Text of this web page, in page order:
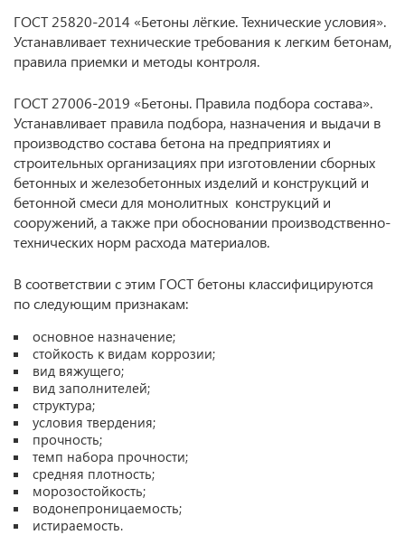
ГОСТ 25820-2014 «Бетоны лёгкие. Технические условия».
Устанавливает технические требования к легким бетонам,
правила приемки и методы контроля.
ГОСТ 27006-2019 «Бетоны. Правила подбора состава».
Устанавливает правила подбора, назначения и выдачи в
производство состава бетона на предприятиях и
строительных организациях при изготовлении сборных
бетонных и железобетонных изделий и конструкций и
бетонной смеси для монолитных конструкций и
сооружений, а также при обосновании производственно-
технических норм расхода материалов.
В соответствии с этим ГОСТ бетоны классифицируются
по следующим признакам:
основное назначение;
стойкость к видам коррозии;
вид вяжущего;
вид заполнителей;
структура;
условия твердения;
прочность;
темп набора прочности;
средняя плотность;
морозостойкость;
водонепроницаемость;
истираемость.